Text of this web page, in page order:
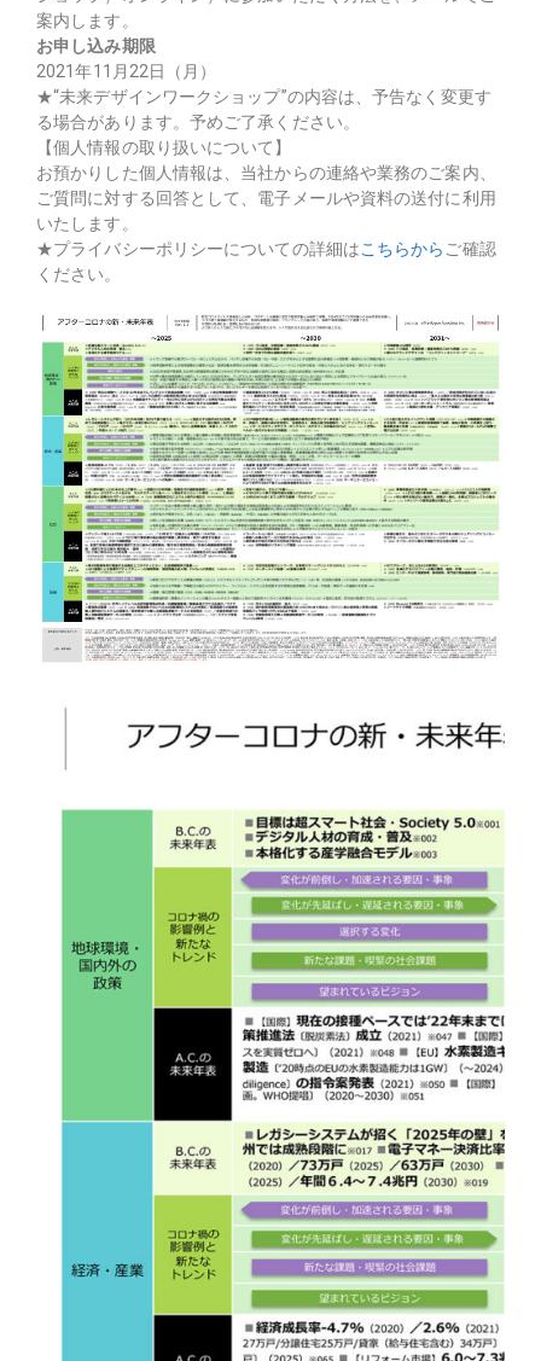
案内します。
お申し込み期限
2021年11月22日（月）
★“未来デザインワークショップ”の内容は、予告なく変更す
る場合があります。予めご了承ください。
【個人情報の取り扱いについて】
お預かりした個人情報は、当社からの連絡や業務のご案内、
ご質問に対する回答として、電子メールや資料の送付に利用
いたします。
★プライバシーポリシーについての詳細はこちらから ご確認
ください。